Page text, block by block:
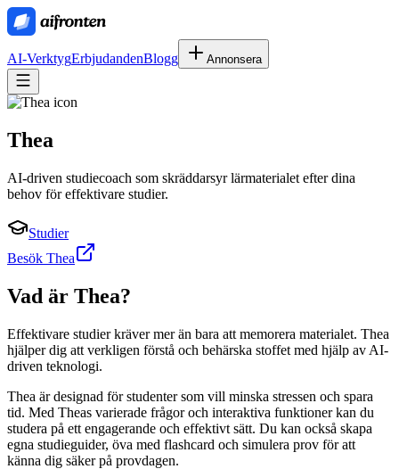
AI-VerktygErbjudandenBlogg Annonsera
Thea
AI-driven studiecoach som skräddarsyr lärmaterialet efter dina
behov för effektivare studier.
Studier
Besök Thea
Vad är Thea?
Effektivare studier kräver mer än bara att memorera materialet. Thea
hjälper dig att verkligen förstå och behärska stoffet med hjälp av AI-
driven teknologi.
Thea är designad för studenter som vill minska stressen och spara
tid. Med Theas varierade frågor och interaktiva funktioner kan du
studera på ett engagerande och effektivt sätt. Du kan också skapa
egna studieguider, öva med flashcard och simulera prov för att
känna dig säker på provdagen.